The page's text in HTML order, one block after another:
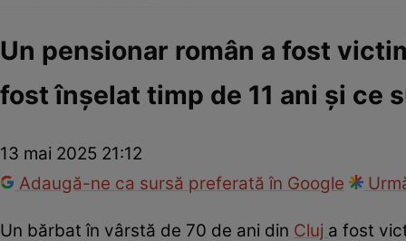
Un pensionar român a fost
fost înșelat timp de 11 ani și ce
13 mai 2025 21:12
Adaugă-ne ca sursă preferată în Google
Un bărbat în vârstă de 70 de ani din Cluj a fost